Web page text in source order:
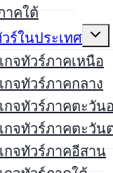
าคใต้
ร์ในประเทศ
Expand
menu
กจทัวร์ภาคเหนือ
กจทัวร์ภาคกลาง
กจทัวร์ภาคตะวัน
กจทัวร์ภาคตะวัน
กจทัวร์ภาคอีสาน